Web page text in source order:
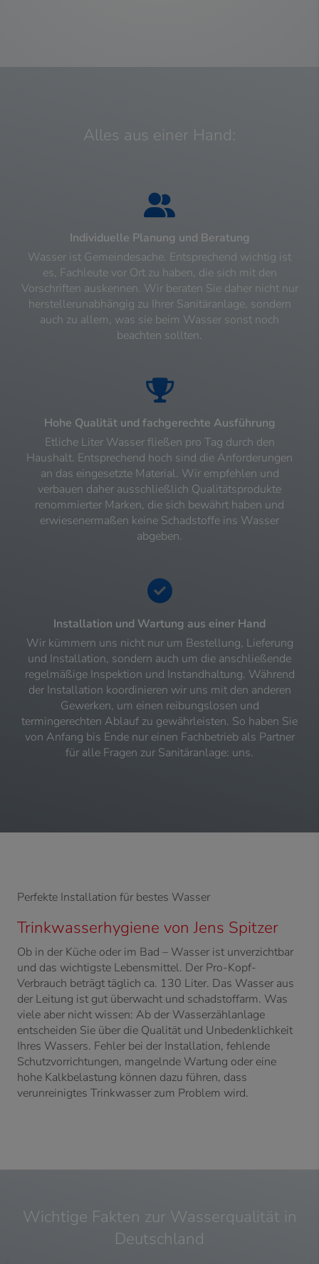
Alles aus einer Hand:
Individuelle Planung und Beratung
Wasser ist Gemeindesache. Entsprechend wichtig ist
es, Fachleute vor Ort zu haben, die sich mit den
Vorschriften auskennen. Wir beraten Sie daher nicht nur
herstellerunabhängig zu Ihrer Sanitäranlage, sondern
auch zu allem, was sie beim Wasser sonst noch
beachten sollten.
Hohe Qualität und fachgerechte Ausführung
Etliche Liter Wasser fließen pro Tag durch den
Haushalt. Entsprechend hoch sind die Anforderungen
an das eingesetzte Material. Wir empfehlen und
verbauen daher ausschließlich Qualitätsprodukte
renommierter Marken, die sich bewährt haben und
erwiesenermaßen keine Schadstoffe ins Wasser
abgeben.
Installation und Wartung aus einer Hand
Wir kümmern uns nicht nur um Bestellung, Lieferung
und Installation, sondern auch um die anschließende
regelmäßige Inspektion und Instandhaltung. Während
der Installation koordinieren wir uns mit den anderen
Gewerken, um einen reibungslosen und
termingerechten Ablauf zu gewährleisten. So haben Sie
von Anfang bis Ende nur einen Fachbetrieb als Partner
für alle Fragen zur Sanitäranlage: uns.
Perfekte Installation für bestes Wasser
Trinkwasserhygiene von Jens Spitzer
Ob in der Küche oder im Bad – Wasser ist unverzichtbar
und das wichtigste Lebensmittel. Der Pro-Kopf-
Verbrauch beträgt täglich ca. 130 Liter. Das Wasser aus
der Leitung ist gut überwacht und schadstoffarm. Was
viele aber nicht wissen: Ab der Wasserzählanlage
entscheiden Sie über die Qualität und Unbedenklichkeit
Ihres Wassers. Fehler bei der Installation, fehlende
Schutzvorrichtungen, mangelnde Wartung oder eine
hohe Kalkbelastung können dazu führen, dass
verunreinigtes Trinkwasser zum Problem wird.
Wichtige Fakten zur Wasserqualität in
Deutschland